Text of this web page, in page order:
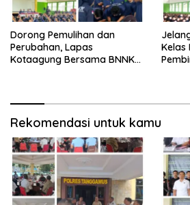
Dorong Pemulihan dan
Perubahan, Lapas
Kotaagung Bersama BNNK
Kelas
Rekomendasi untuk kamu